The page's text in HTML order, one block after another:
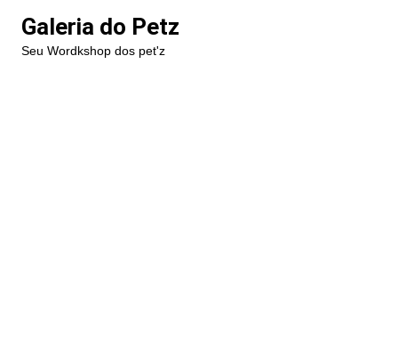
paraGaleria do Petz
Seu Wordkshop dos pet'z